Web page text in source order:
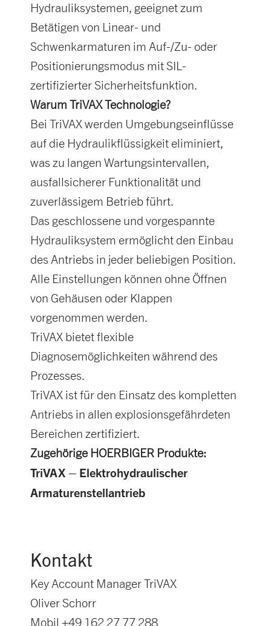
Hydrauliksystemen, geeignet zum
Betätigen von Linear- und
Schwenkarmaturen im Auf-/Zu- oder
Positionierungsmodus mit SIL-
zertifizierter Sicherheitsfunktion.
Warum TriVAX Technologie?
Bei TriVAX werden Umgebungseinflüsse
auf die Hydraulikflüssigkeit eliminiert,
was zu langen Wartungsintervallen,
ausfallsicherer Funktionalität und
zuverlässigem Betrieb führt.
Das geschlossene und vorgespannte
Hydrauliksystem ermöglicht den Einbau
des Antriebs in jeder beliebigen Position.
Alle Einstellungen können ohne Öffnen
von Gehäusen oder Klappen
vorgenommen werden.
TriVAX bietet flexible
Diagnosemöglichkeiten während des
Prozesses.
TriVAX ist für den Einsatz des kompletten
Antriebs in allen explosionsgefährdeten
Bereichen zertifiziert.
Zugehörige HOERBIGER Produkte:
TriVAX – Elektrohydraulischer
Armaturenstellantrieb
Kontakt
Key Account Manager TriVAX
Oliver Schorr
Mobil +49 162 27 77 288